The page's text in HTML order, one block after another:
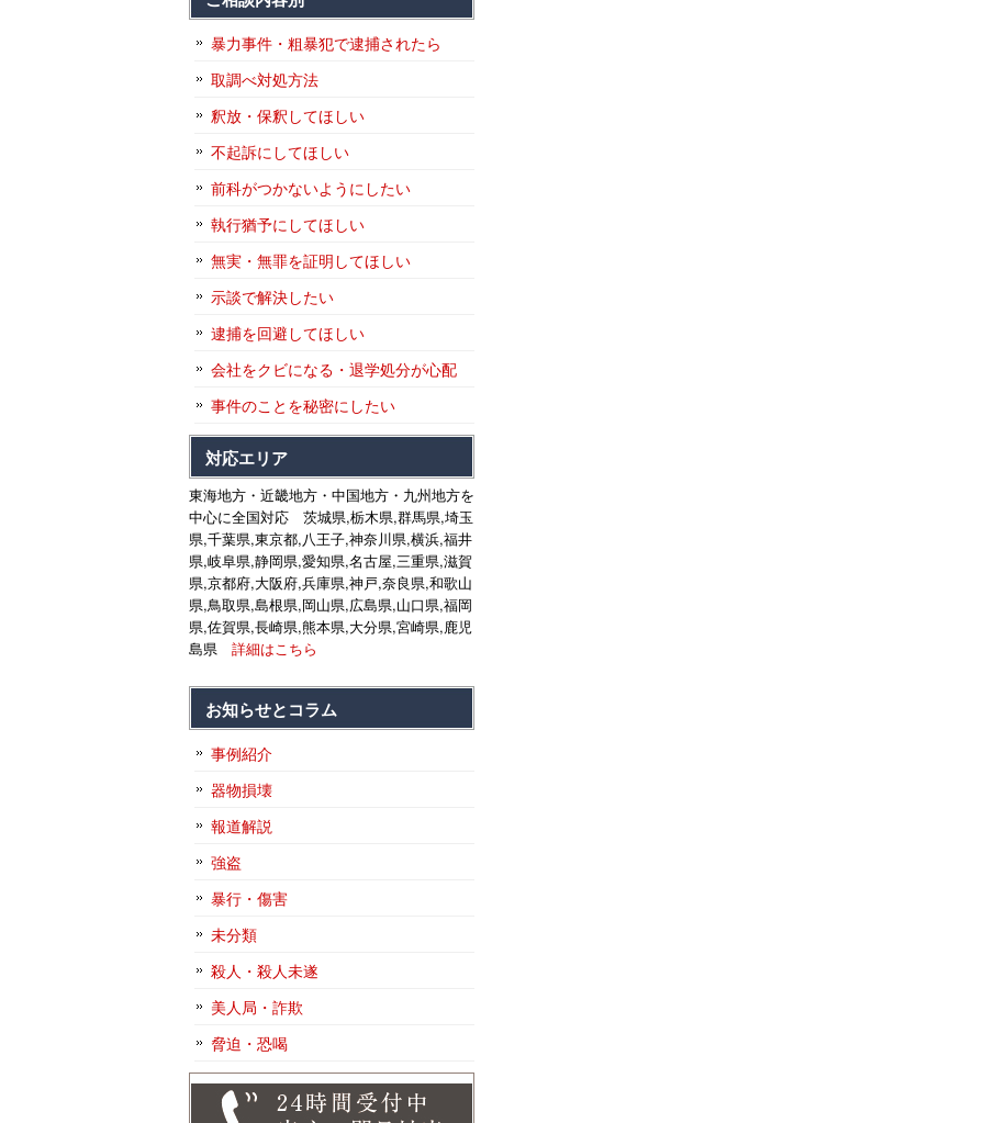
暴力事件・粗暴犯で逮捕されたら
取調べ対処方法
釈放・保釈してほしい
不起訴にしてほしい
前科がつかないようにしたい
執行猶予にしてほしい
無実・無罪を証明してほしい
示談で解決したい
逮捕を回避してほしい
会社をクビになる・退学処分が心配
事件のことを秘密にしたい
対応エリア
東海地方・近畿地方・中国地方・九州地方を
中心に全国対応 茨城県,栃木県,群馬県,埼玉
県,千葉県,東京都,八王子,神奈川県,横浜,福井
県,岐阜県,静岡県,愛知県,名古屋,三重県,滋賀
県,京都府,大阪府,兵庫県,神戸,奈良県,和歌山
県,鳥取県,島根県,岡山県,広島県,山口県,福岡
県,佐賀県,長崎県,熊本県,大分県,宮崎県,鹿児
島県 詳細はこちら
お知らせとコラム
事例紹介
器物損壊
報道解説
強盗
暴行・傷害
未分類
殺人・殺人未遂
美人局・詐欺
脅迫・恐喝